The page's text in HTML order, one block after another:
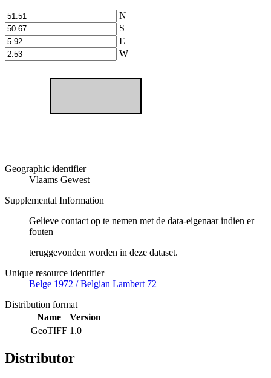
N
S
E
W
Geographic identifier
Vlaams Gewest
Supplemental Information
Gelieve contact op te nemen met de data-eigenaar indien er
fouten
teruggevonden worden in deze dataset.
Unique resource identifier
Belge 1972 / Belgian Lambert 72
Distribution format
Name
Version
GeoTIFF 1.0
Distributor